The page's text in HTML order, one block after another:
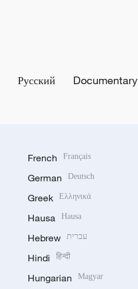
Русский Documentary
French Français
German Deutsch
Greek Ελληνικά
Hausa Hausa
Hebrew עברית
Hindi हिन्दी
Hungarian Magyar